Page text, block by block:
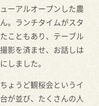
ーアルオープンした農
。ランチタイムがスタ
こともあり、テーブル
影を済ませ、お話しは
しました。
ょうど観桜会というイ
が並び、たくさんの人